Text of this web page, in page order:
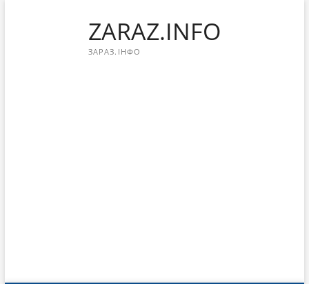
ZARAZ.INFO
ЗАРАЗ.ІНФО